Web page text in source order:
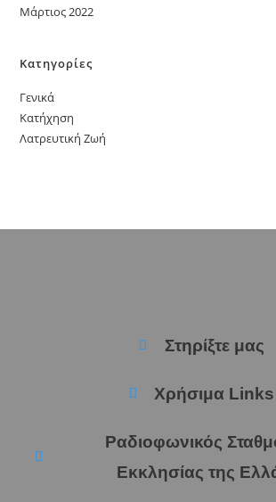
Μάρτιος 2022
Κατηγορίες
Γενικά
Κατήχηση
Λατρευτική Ζωή
Στηρίξτε μας
Χρήσιμα Links
Ραδιοφωνικός
Εκκλησίας της